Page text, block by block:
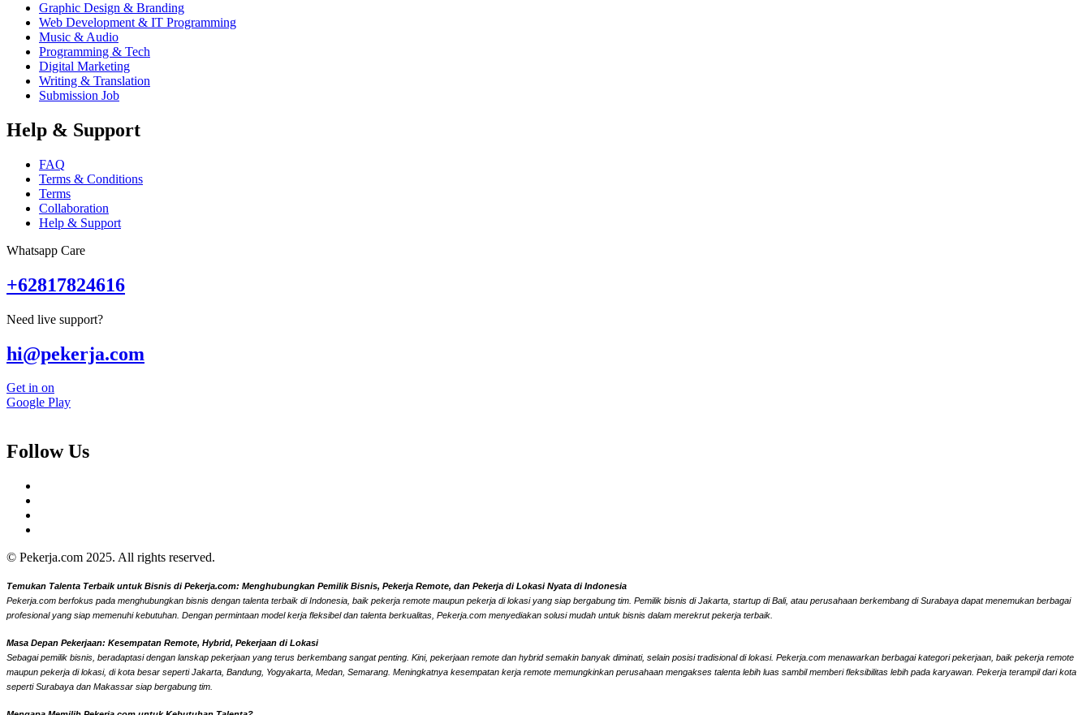
Graphic Design & Branding
Web Development & IT Programming
Music & Audio
Programming & Tech
Digital Marketing
Writing & Translation
Submission Job
Help & Support
FAQ
Terms & Conditions
Terms
Collaboration
Help & Support
Whatsapp Care
+62817824616
Need live support?
hi@pekerja.com
Get in on
Google Play
Follow Us
© Pekerja.com 2025. All rights reserved.
Temukan Talenta Terbaik untuk Bisnis di Pekerja.com: Menghubungkan Pemilik Bisnis, Pekerja Remote, dan Pekerja di Lokasi Nyata di Indonesia
Pekerja.com berfokus pada menghubungkan bisnis dengan talenta terbaik di Indonesia, baik pekerja remote maupun pekerja di lokasi yang siap bergabung tim. Pemilik bisnis di Jakarta, startup di Bali, atau perusahaan berkembang di Surabaya dapat menemukan berbagai
profesional yang siap memenuhi kebutuhan. Dengan permintaan model kerja fleksibel dan talenta berkualitas, Pekerja.com menyediakan solusi mudah untuk bisnis dalam merekrut pekerja terbaik.
Masa Depan Pekerjaan: Kesempatan Remote, Hybrid, Pekerjaan di Lokasi
Sebagai pemilik bisnis, beradaptasi dengan lanskap pekerjaan yang terus berkembang sangat penting. Kini, pekerjaan remote dan hybrid semakin banyak diminati, selain posisi tradisional di lokasi. Pekerja.com menawarkan berbagai kategori pekerjaan, baik pekerja remote
maupun pekerja di lokasi, di kota besar seperti Jakarta, Bandung, Yogyakarta, Medan, Semarang. Meningkatnya kesempatan kerja remote memungkinkan perusahaan mengakses talenta lebih luas sambil memberi fleksibilitas lebih pada karyawan. Pekerja terampil dari kota
seperti Surabaya dan Makassar siap bergabung tim.